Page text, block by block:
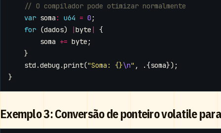
var soma : u64 = 0 ;
for (dados) |byte |
{
soma += byte ;
}
std .debug .print("Soma: {}\n" , .{soma});
}
Exemplo 3: Conversão de ponteiro volatile